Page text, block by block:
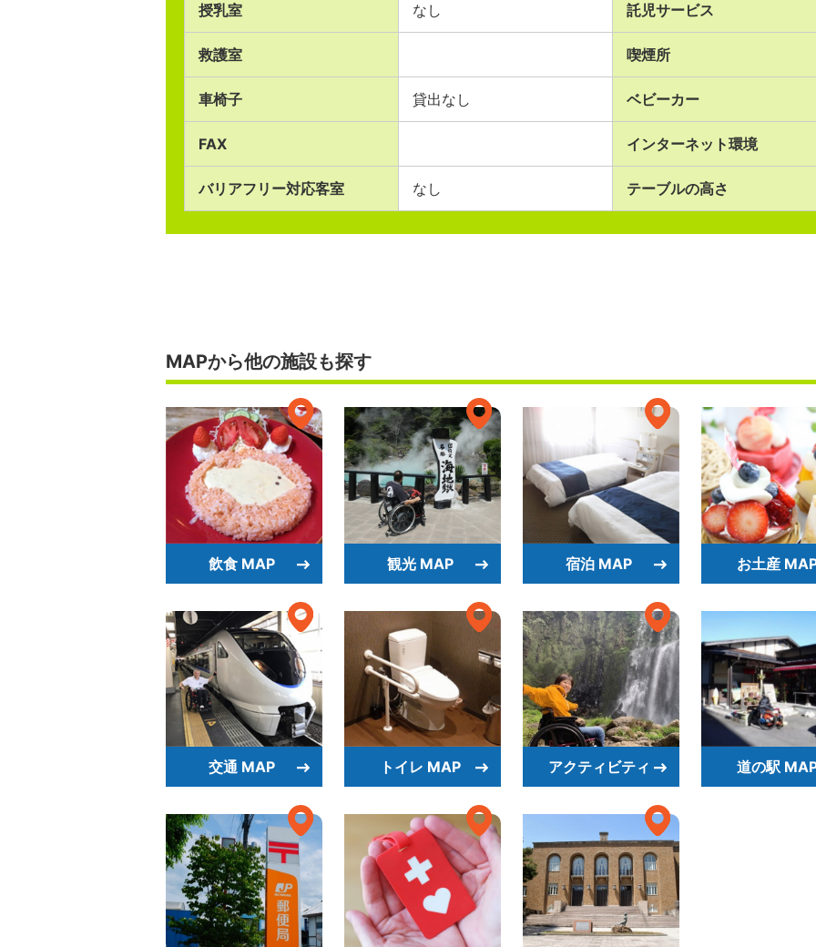
授乳室 なし 託児サービス
救護室 喫煙所
車椅子 貸出なし ベビーカー
FAX インターネット環境
バリアフリー対応客室 なし テーブルの高さ
MAPから他の施設も探す
飲食 MAP 観光 MAP 宿泊 MAP お土産
交通 MAP トイレ MAP アクティビティ 道の駅